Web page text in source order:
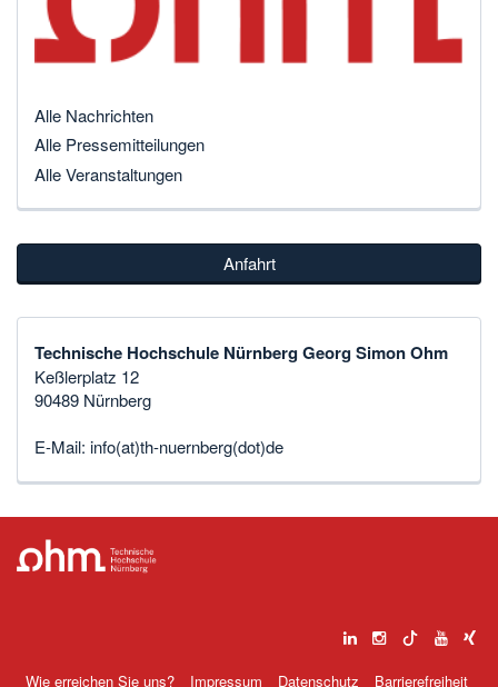
Alle Nachrichten
Alle Pressemitteilungen
Alle Veranstaltungen
Anfahrt
Technische Hochschule Nürnberg Georg Simon Ohm
Keßlerplatz 12
90489 Nürnberg
E-Mail: info(at)th-nuernberg(dot)de
Wie erreichen Sie uns? Impressum Datenschutz Barrierefreiheit